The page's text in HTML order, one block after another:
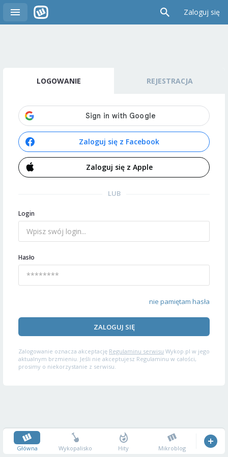
Zaloguj się
LOGOWANIE REJESTRACJA
Zaloguj się z Facebook
Zaloguj się z Apple
LUB
Login
Hasło
nie pamiętam hasła
ZALOGUJ SIĘ
Zalogowanie oznacza akceptację Regulaminu serwisu Wykop.pl w jego
aktualnym brzmieniu. Jeśli nie akceptujesz Regulaminu w całości,
prosimy o niekorzystanie z serwisu.
Główna Wykopalisko Hity Mikroblog